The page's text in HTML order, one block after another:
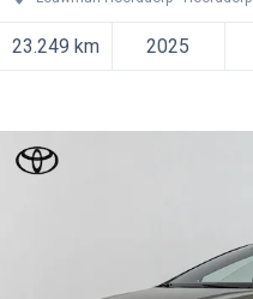
23.249 km 2025